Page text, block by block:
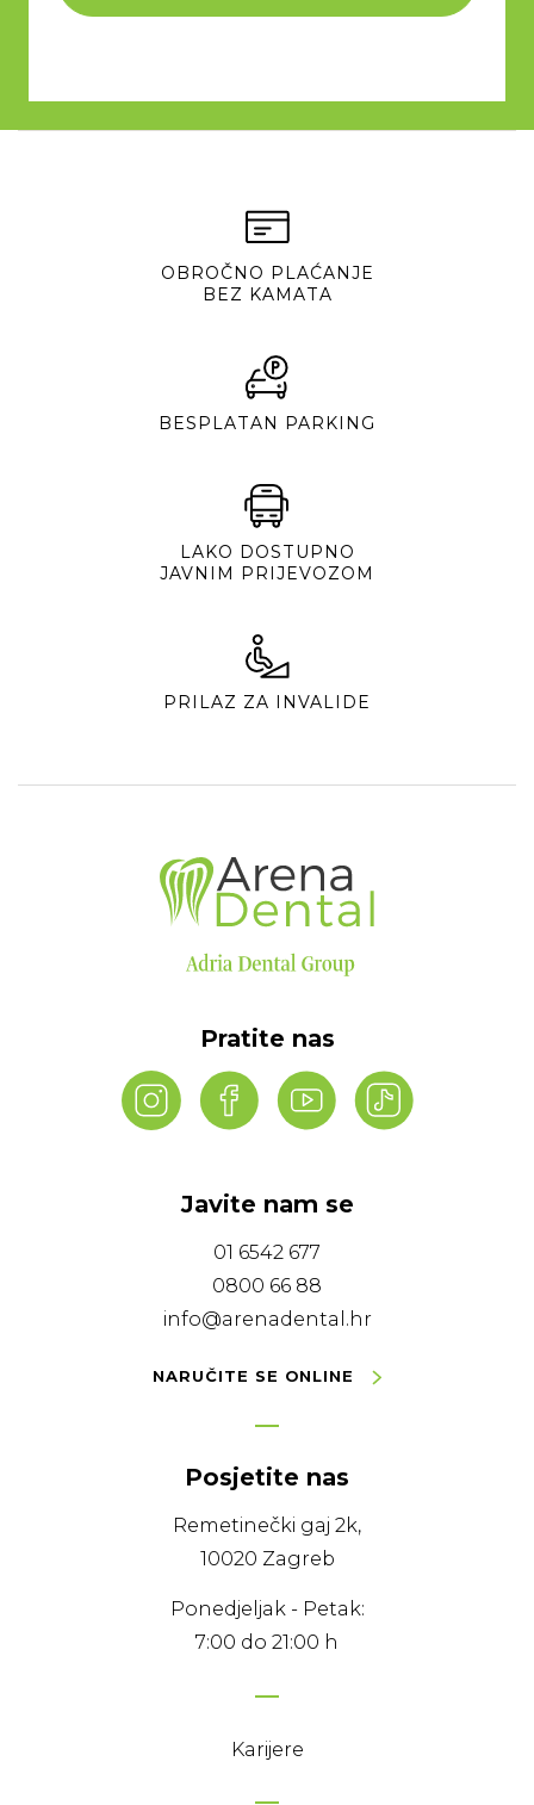
OBROČNO PLAĆANJE
BEZ KAMATA
BESPLATAN PARKING
LAKO DOSTUPNO
JAVNIM PRIJEVOZOM
PRILAZ ZA INVALIDE
Javite nam se
01 6542 677
0800 66 88
info@arenadental.hr
NARUČITE SE ONLINE
Posjetite nas
Remetinečki gaj 2k,
10020 Zagreb
Ponedjeljak - Petak:
7:00 do 21:00 h
Pratite nas
Karijere